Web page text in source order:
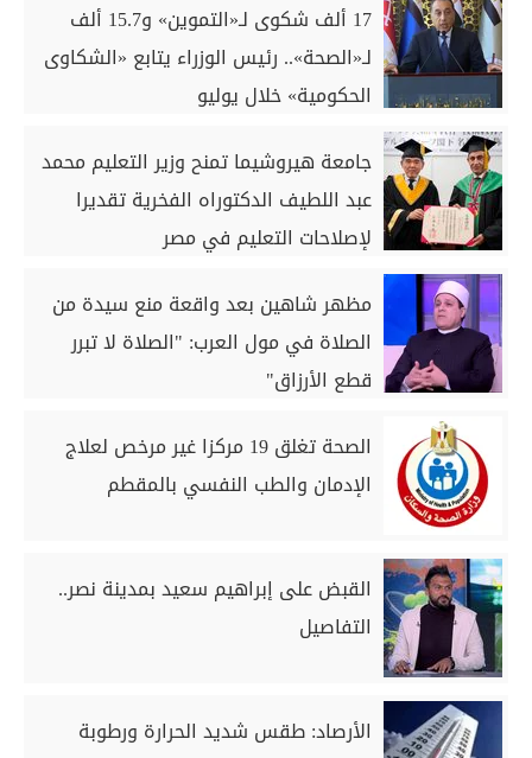
17 ألف شكوى لـ«التموين» و15.7 ألف
لـ«الصحة».. رئيس الوزراء يتابع «الشكاوى
الحكومية» خلال يوليو
جامعة هيروشيما تمنح وزير التعليم محمد
عبد اللطيف الدكتوراه الفخرية تقديرا
لإصلاحات التعليم في مصر
مظهر شاهين بعد واقعة منع سيدة من
الصلاة في مول العرب: "الصلاة لا تبرر
قطع الأرزاق"
الصحة تغلق 19 مركزا غير مرخص لعلاج
الإدمان والطب النفسي بالمقطم
القبض على إبراهيم سعيد بمدينة نصر..
التفاصيل
الأرصاد: طقس شديد الحرارة ورطوبة